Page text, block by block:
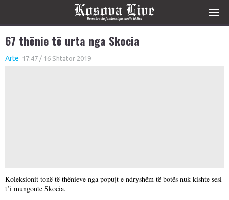
67 thënie të urta nga Skocia
Arte 17:47 / 16 Shtator 2019
Koleksionit tonë të thënieve nga popujt e ndryshëm të botës nuk kishte sesi
t’i mungonte Skocia.